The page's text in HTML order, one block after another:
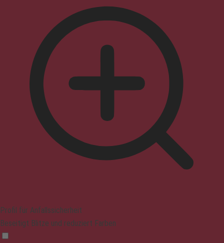
Profil für Anfallssicherheit
Beseitigt Blitze und reduziert Farben